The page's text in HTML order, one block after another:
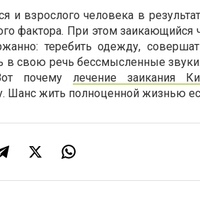
и взрослого человека в
фактора. При этом заикающийся
теребить одежду,
в свою речь бессмысленные
почему лечение заикания
Шанс жить полноценной жизнью